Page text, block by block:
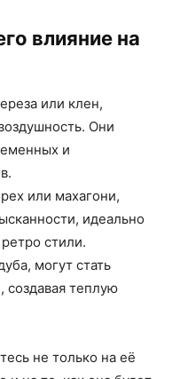
влияние на
или клен,
Они
и
или махагони,
идеально
стили.
могут стать
теплую
не только на её